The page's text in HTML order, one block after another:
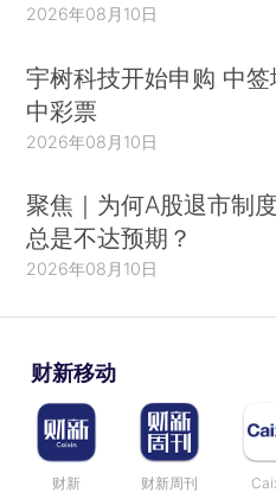
2026年08月10日
宇树科技开始申购 中签
中彩票
2026年08月10日
聚焦｜为何A股退市制
总是不达预期？
2026年08月10日
财新移动
财新 财新周刊